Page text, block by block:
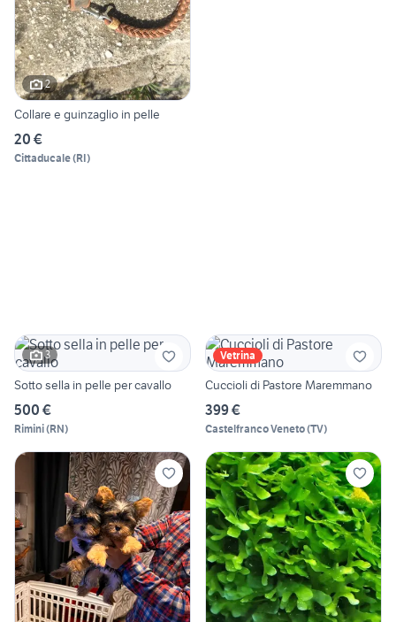
2
Collare e guinzaglio in pelle
20 €
Cittaducale(RI)
3
Sotto sella in pelle per cavallo
500 €
Rimini(RN)
Vetrina
Cuccioli di Pastore Maremmano
399 €
Castelfranco Veneto(TV)